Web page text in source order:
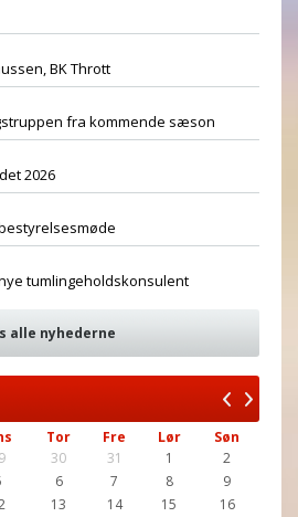
BK Thrott
fra kommende sæson
2026
tumlingeholdskonsulent
alle nyhederne
Tor Fre Lør
Søn
30 31 1
2
6 7 8
9
13 14 15 16